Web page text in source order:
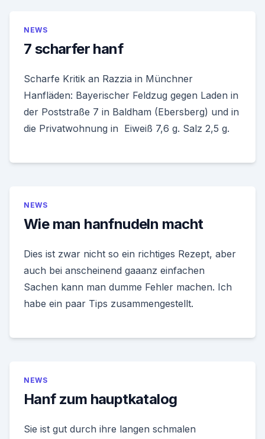
NEWS
7 scharfer hanf
Scharfe Kritik an Razzia in Münchner
Hanfläden: Bayerischer Feldzug gegen Laden in
der Poststraße 7 in Baldham (Ebersberg) und in
die Privatwohnung in Eiweiß 7,6 g. Salz 2,5 g.
NEWS
Wie man hanfnudeln macht
Dies ist zwar nicht so ein richtiges Rezept, aber
auch bei anscheinend gaaanz einfachen
Sachen kann man dumme Fehler machen. Ich
habe ein paar Tips zusammengestellt.
NEWS
Hanf zum hauptkatalog
Sie ist gut durch ihre langen schmalen